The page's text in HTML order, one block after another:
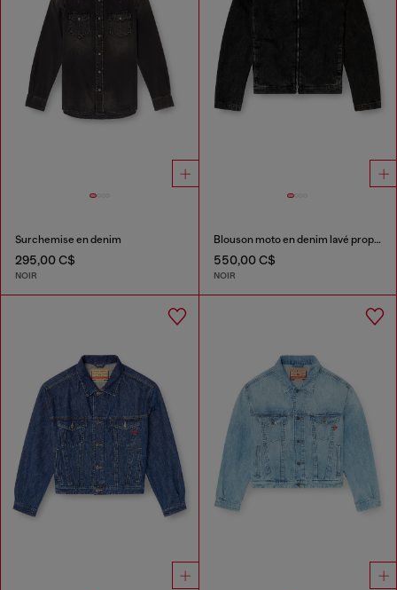
Surchemise en denim
295,00 C$
NOIR
Blouson moto en denim lavé propre
550,00 C$
NOIR